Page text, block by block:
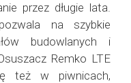
przez długie lata.
na szybkie
budowlanych i
Remko LTE
też w piwnicach,